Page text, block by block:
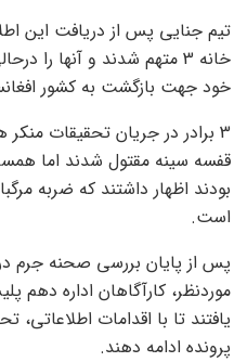
تیم جنایی پس از دریافت این
خانه 3 متهم شدند و آنها
خود جهت بازگشت به کشور
3 برادر در جریان تحقیقات
قفسه سینه مقتول شدند اما
است.
پس از پایان بررسی صحنه جرم
موردنظر، کارآگاهان اداره دهم
یافتند تا با اقدامات اطلاعاتی،
پرونده ادامه دهند.